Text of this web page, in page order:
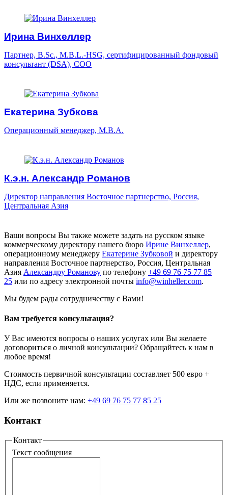
Ирина Винхеллер
Партнер, B.Sc., M.B.L.-HSG, сертифицированный фондовый
консультант (DSA), COO
Екатерина Зубкова
Операционный менеджер, M.B.A.
К.э.н. Александр Романов
Директор направления Восточное партнерство, Россия,
Центральная Азия
Ваши вопросы Вы также можете задать на русском языке
коммерческому директору нашего бюро Ирине Винхеллер,
операционному менеджеру Екатерине Зубковой и директору
направления Восточное партнерство, Россия, Центральная
Азия Александру Романову по телефону +49 69 76 75 77 85
25 или по адресу электронной почты info@winheller.com.
Мы будем рады сотрудничеству с Вами!
Вам требуется консультация?
У Вас имеются вопросы о наших услугах или Вы желаете
договориться о личной консультации? Обращайтесь к нам в
любое время!
Стоимость первичной консультации составляет 500 евро +
НДС, если применяется.
Или же позвоните нам: +49 69 76 75 77 85 25
Контакт
Контакт
Текст сообщения